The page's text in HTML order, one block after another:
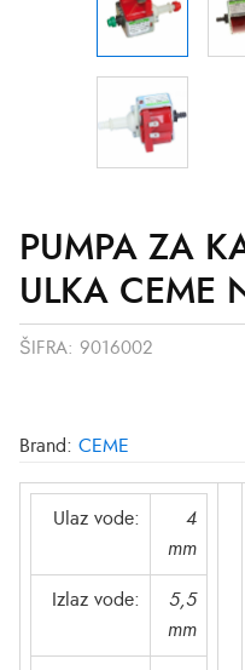
PUMPA ZA
ULKA CEME
ŠIFRA: 9016002
Brand: CEME
Ulaz vode:
4
mm
Izlaz vode:
5,5
mm